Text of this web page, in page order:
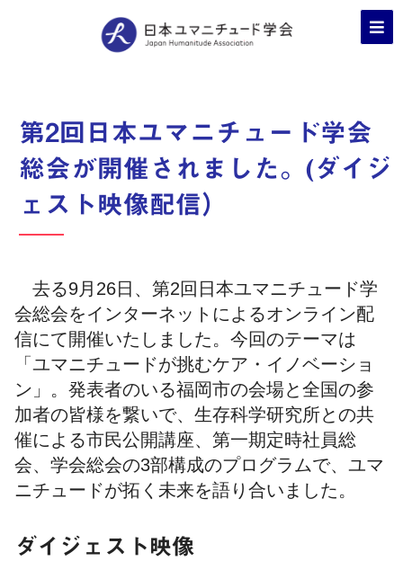
第2回日本ユマニチュード学会
総会が開催されました。(ダイジ
ェスト映像配信）
去る9月26日、第2回日本ユマニチュード学
会総会をインターネットによるオンライン配
信にて開催いたしました。今回のテーマは
「ユマニチュードが挑むケア・イノベーショ
ン」。発表者のいる福岡市の会場と全国の参
加者の皆様を繋いで、生存科学研究所との共
催による市民公開講座、第一期定時社員総
会、学会総会の3部構成のプログラムで、ユマ
ニチュードが拓く未来を語り合いました。
ダイジェスト映像